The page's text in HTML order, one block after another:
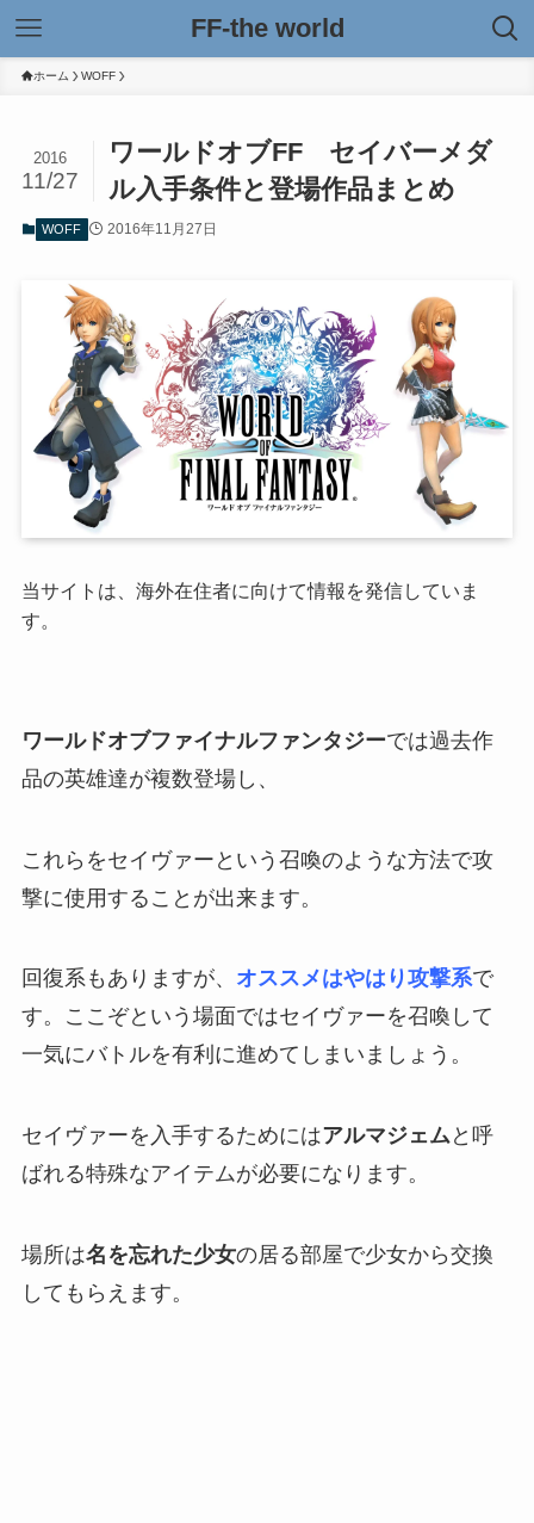
FF-the world
ホーム WOFF
ワールドオブFF セイバーメダ
ル入手条件と登場作品まとめ
2016
11/27
WOFF 2016年11月27日
当サイトは、海外在住者に向けて情報を発信していま
す。
ワールドオブファイナルファンタジーでは過去作
品の英雄達が複数登場し、
これらをセイヴァーという召喚のような方法で攻
撃に使用することが出来ます。
回復系もありますが、 オススメはやはり攻撃系で
す。ここぞという場面ではセイヴァーを召喚して
一気にバトルを有利に進めてしまいましょう。
セイヴァーを入手するためにはアルマジェムと呼
ばれる特殊なアイテムが必要になります。
場所は名を忘れた少女の居る部屋で少女から交換
してもらえます。